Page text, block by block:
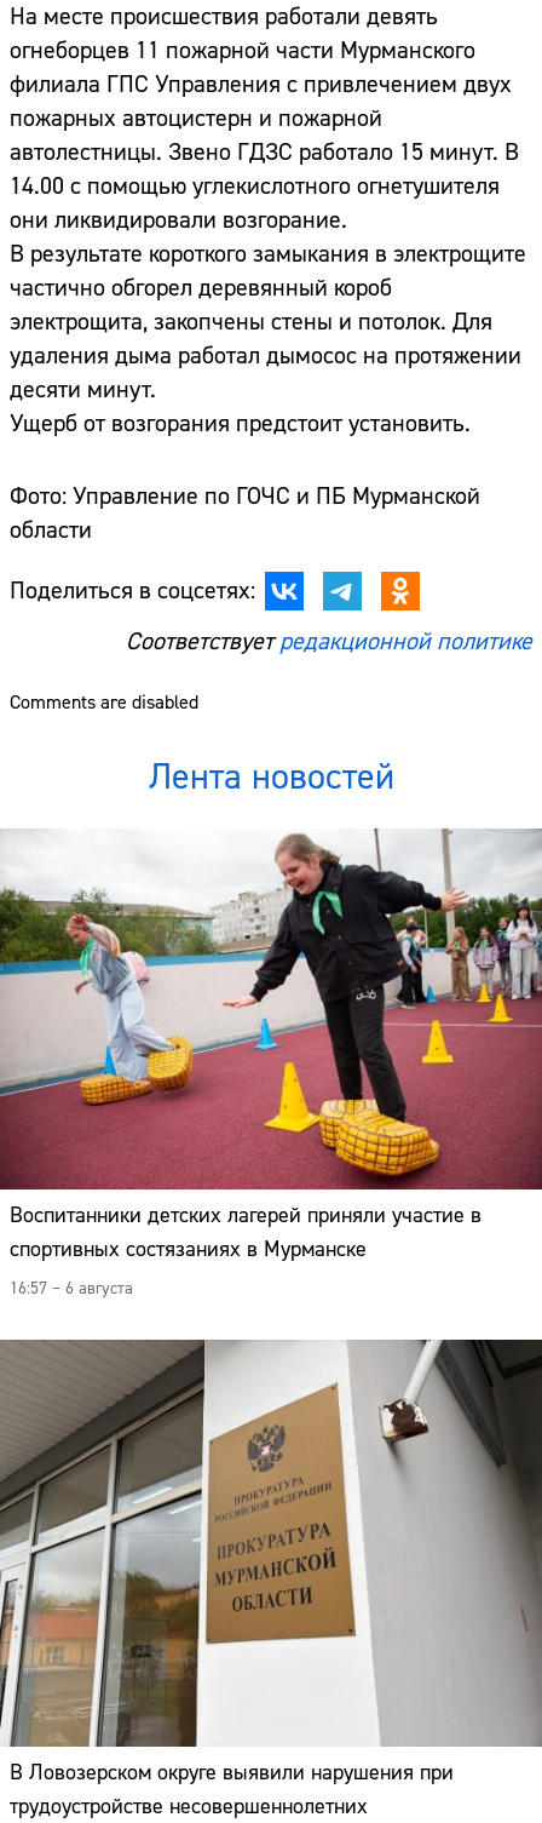
На месте происшествия работали девять
огнеборцев 11 пожарной части Мурманского
филиала ГПС Управления с привлечением двух
пожарных автоцистерн и пожарной
автолестницы. Звено ГДЗС работало 15 минут. В
14.00 с помощью углекислотного огнетушителя
они ликвидировали возгорание.
В результате короткого замыкания в электрощите
частично обгорел деревянный короб
электрощита, закопчены стены и потолок. Для
удаления дыма работал дымосос на протяжении
десяти минут.
Ущерб от возгорания предстоит установить.
Фото: Управление по ГОЧС и ПБ Мурманской
области
Поделиться в соцсетях:
Соответствуетредакционной политике
Comments are disabled
Лента новостей
Воспитанники детских лагерей приняли участие в
спортивных состязаниях в Мурманске
16:57 – 6 августа
В Ловозерском округе выявили нарушения при
трудоустройстве несовершеннолетних